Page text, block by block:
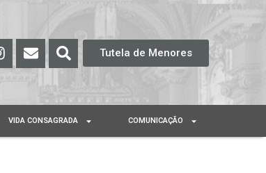
Tutela de Menores
VIDA CONSAGRADA COMUNICAÇÃO